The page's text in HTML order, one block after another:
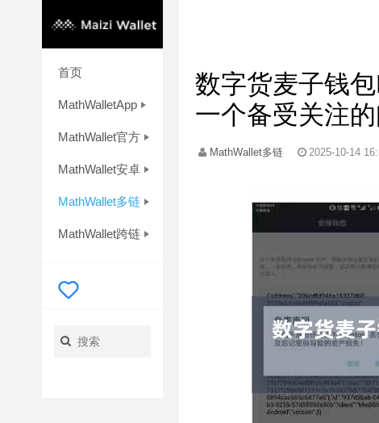
首页
MathWalletApp
MathWallet官方
MathWallet安卓
MathWallet多链
MathWallet跨链
数字货麦子钱
一个备受关注
MathWallet多链 2025-10-14